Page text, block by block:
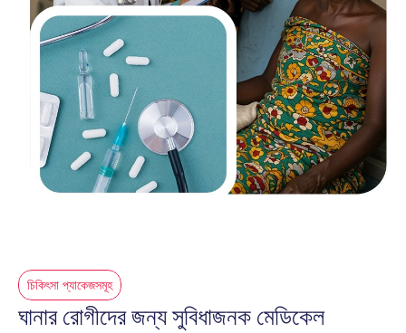
চিকিৎসা প্যাকেজসমূহ
ঘানার রোগীদের জন্য সুবিধাজনক মেডিকেল